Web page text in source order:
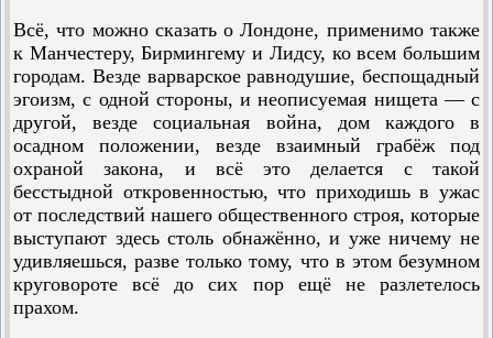
Всё, что можно сказать о Лондоне, применимо также
к Ман­честеру, Бирмингему и Лидсу, ко всем большим
городам. Везде варварское равнодушие, беспощадный
эгоизм, с одной стороны, и неописуемая нищета — с
другой, везде социальная война, дом каждого в
осадном положении, везде взаимный грабёж под
охраной закона, и всё это делается с такой
бесстыдной откровенностью, что приходишь в ужас
от последствий нашего общественного строя, которые
выступают здесь столь обнажённо, и уже ничему не
удивляешься, разве только тому, что в этом безумном
круговороте всё до сих пор ещё не разлетелось
прахом.